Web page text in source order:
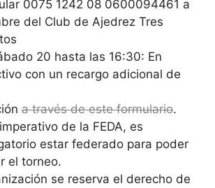
0075 1242 08 0600094461 a
del Club de Ajedrez Tres
20 hasta las 16:30: En
con un recargo adicional de
a través de este formulario.
de la FEDA, es
estar federado para poder
el torneo.
se reserva el derecho de